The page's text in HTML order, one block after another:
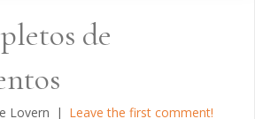
de
Lovern | Leave the first comment!